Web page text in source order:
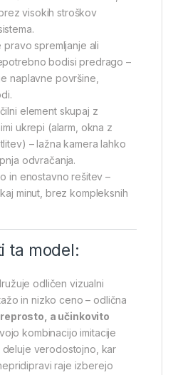
visokih stroškov
spremljanje ali
bodisi predrago –
naplavne površine,
element skupaj z
ukrepi (alarm, okna z
– lažna kamera lahko
odvračanja.
in enostavno rešitev –
minut, brez kompleksnih
ta model:
odličen vizualni
in nizko ceno – odlična
a učinkovito
kombinacijo imitacije
deluje verodostojno, kar
raje izberejo